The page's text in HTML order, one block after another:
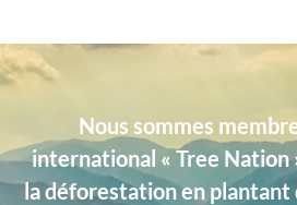
Gentille Alouette
Dimensions Largeur 16 mm
Matière
Nous sommes
international « Tree
la déforestation en plantant